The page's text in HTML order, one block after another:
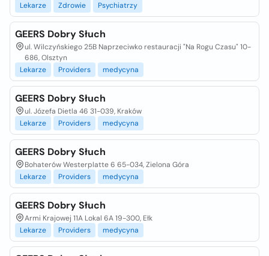
Lekarze
Zdrowie Psychiatrzy
GEERS Dobry Słuch
ul. Wilczyńskiego 25B Naprzeciwko restauracji "Na Rogu Czasu" 10-
686, Olsztyn
Lekarze
Providers medycyna
GEERS Dobry Słuch
ul. Józefa Dietla 46 31-039, Kraków
Lekarze
Providers medycyna
GEERS Dobry Słuch
Bohaterów Westerplatte 6 65-034, Zielona Góra
Lekarze
Providers medycyna
GEERS Dobry Słuch
Armi Krajowej 11A Lokal 6A 19-300, Ełk
Lekarze
Providers medycyna